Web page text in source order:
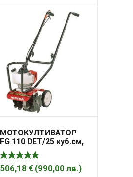
МОТОКУЛТИВАТОР
FG 110 DET/25 куб.см,
23 см, 1 предавка
напред
506,18€ (990,00лв.)